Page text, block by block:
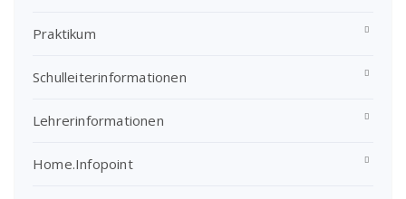
Praktikum
Schulleiterinformationen
Lehrerinformationen
Home.Infopoint